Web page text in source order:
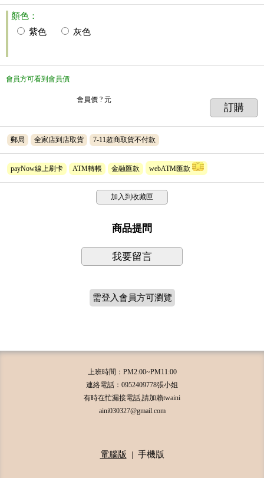
顏色：
紫色
灰色
會員方可看到會員價
會員價 ? 元
訂購
郵局 全家店到店取貨 7-11超商取貨不付款
payNow線上刷卡 ATM轉帳 金融匯款 webATM匯款
加入到收藏匣
商品提問
我要留言
需登入會員方可瀏覽
上班時間：PM2:00~PM11:00
連絡電話：0952409778張小姐
有時在忙漏接電話,請加賴twaini
aini030327@gmail.com
電腦版 | 手機版